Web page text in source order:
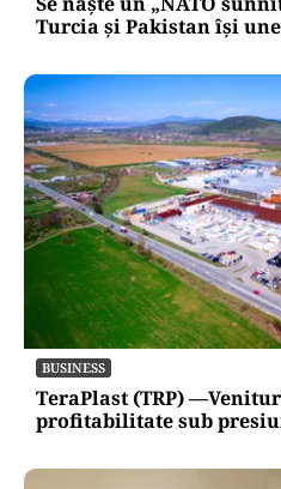
INTERNAȚIONAL
Se naște un „NATO
Turcia și Pakistan își